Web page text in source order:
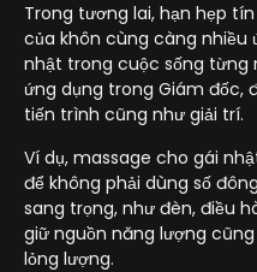
Trong tương lai, hạn hẹp
của khôn cùng càng nhiều
nhật trong cuộc sống từng
ứng dụng trong Giám đốc,
tiến trình cũng như giải trí.
Ví dụ, massage cho gái
để không phải dùng số
sang trọng, như đèn, điều
giữ nguồn năng lượng
lỏng lượng.